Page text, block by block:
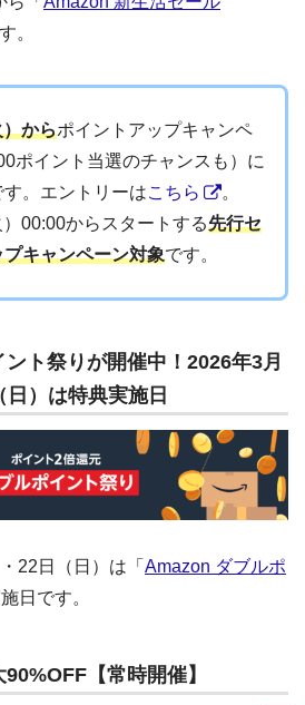
。
からポイントアップキャンペ
ポイント当選のチャンスも）に
。エントリーはこちら
。
00:00からスタートする先行セ
キャンペーン対象です。
ト祭りが開催中！2026年3月
）は特典実施日
22日（日）は「 Amazon ダブルポ
日です。
【常時開催】